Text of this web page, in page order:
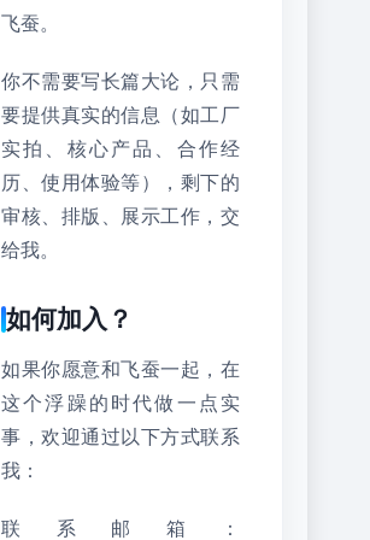
飞蚕。
你不需要写长篇大论，只需
要提供真实的信息（如工厂
实拍、核心产品、合作经
历、使用体验等），剩下的
审核、排版、展示工作，交
给我。
如何加入？
如果你愿意和飞蚕一起，在
这个浮躁的时代做一点实
事，欢迎通过以下方式联系
我：
联系邮箱：